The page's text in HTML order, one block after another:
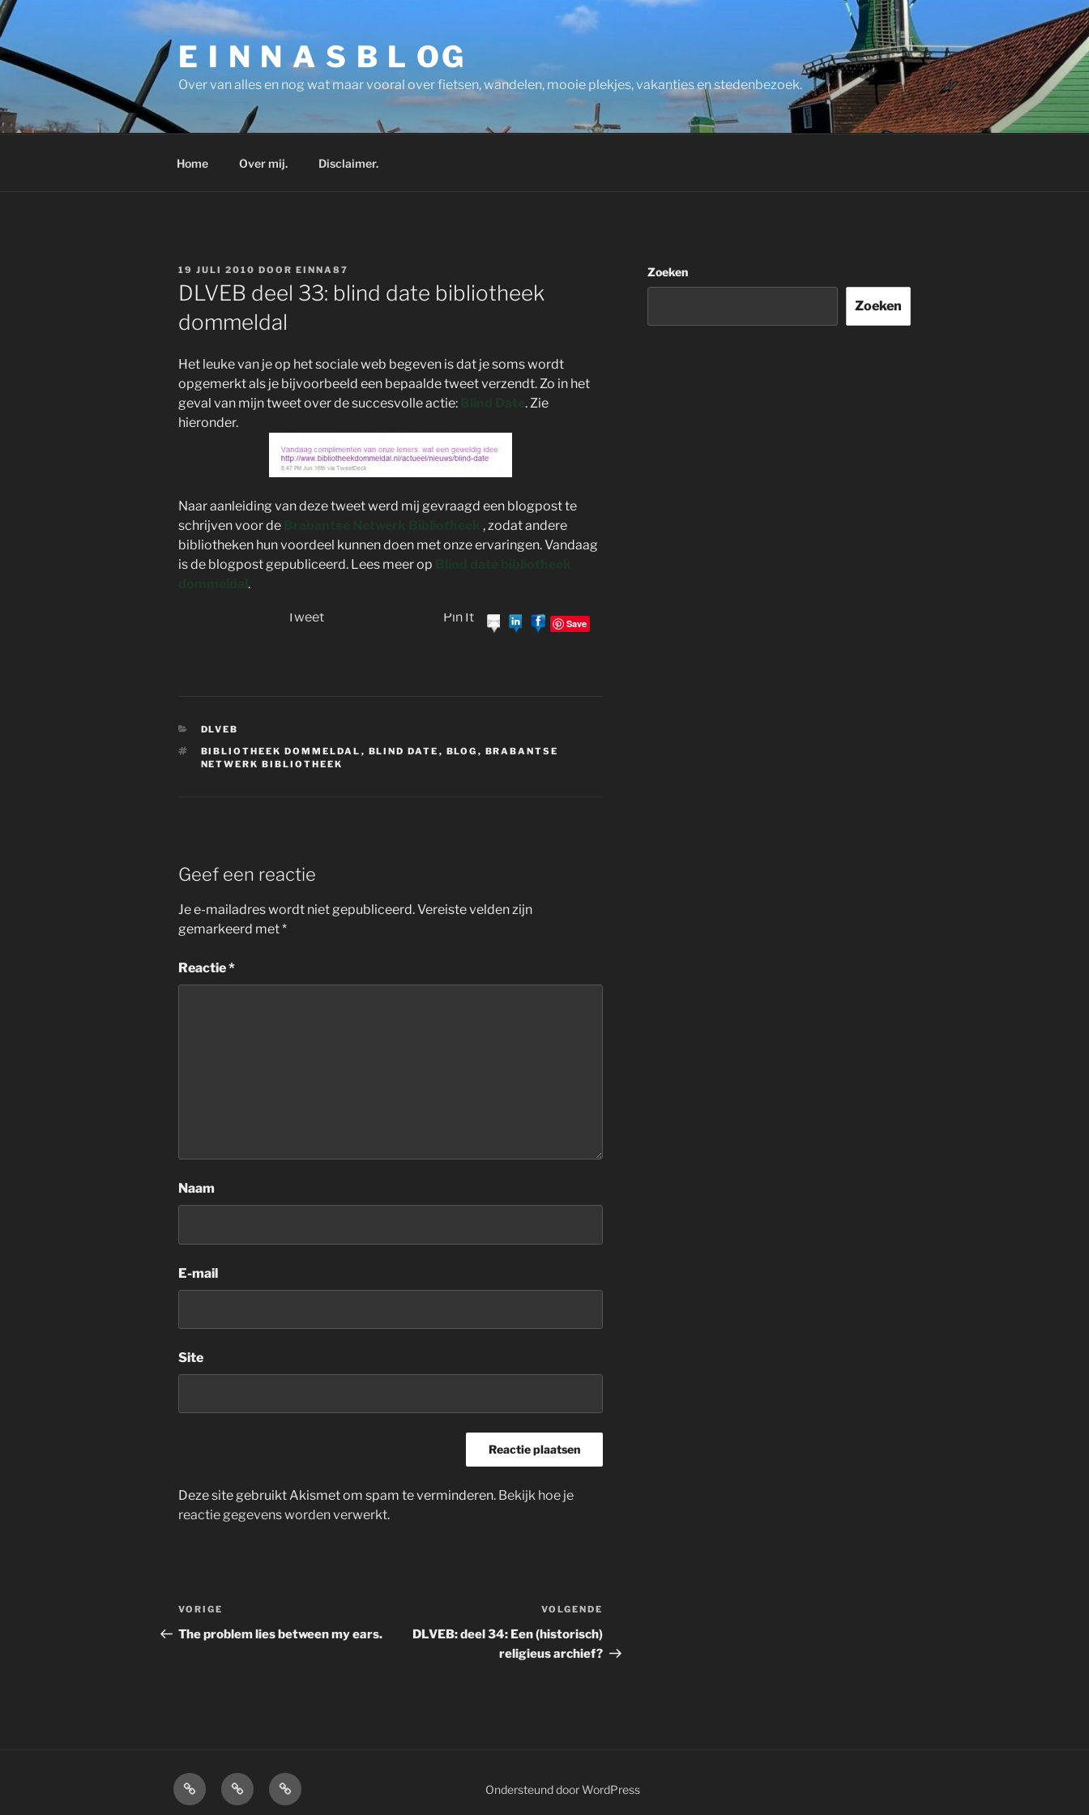
Ga
naar
de
inhoud
E I N N A S B L OG
Over van alles en nog wat maar vooral over fietsen, wandelen, mooie plekjes, vakanties en stedenbezoek.
Home Over mij. Disclaimer.
GEPLAATST
OP
19 JULI 2010 DOOR EINNA87
DLVEB deel 33: blind date bibliotheek
dommeldal
Het leuke van je op het sociale web begeven is dat je soms wordt
opgemerkt als je bijvoorbeeld een bepaalde tweet verzendt. Zo in het
geval van mijn tweet over de succesvolle actie:
. Zie
hieronder.
Naar aanleiding van deze tweet werd mij gevraagd een blogpost te
schrijven voor de
, zodat andere
bibliotheken hun voordeel kunnen doen met onze ervaringen. Vandaag
is de blogpost gepubliceerd. Lees meer op
.
Tweet Pin It Save
CATEGORIEËN
DLVEB
TAGS
BIBLIOTHEEK DOMMELDAL , BLIND DATE , BLOG , BRABANTSE
NETWERK BIBLIOTHEEK
Geef een reactie
Je e-mailadres wordt niet gepubliceerd.Vereiste velden zijn
gemarkeerd met*
Reactie*
Naam
E-mail
Site
Deze site gebruikt Akismet om spam te verminderen. Bekijk hoe je
reactie gegevens worden verwerkt.
Bericht
navigatie
Vorig
bericht
VORIGE
The problem lies between my ears.
bericht
VOLGENDE
DLVEB: deel 34: Een (historisch)
religieus archief?
Zoeken
Zoeken
Home
Over
mij.
Disclaimer. Ondersteund door WordPress